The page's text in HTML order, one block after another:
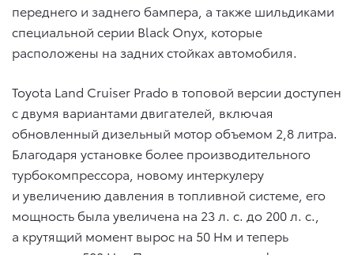
переднего и заднего бампера, а также шильдиками
специальной серии Black Onyx, которые
расположены на задних стойках автомобиля.
Toyota Land Cruiser Prado в топовой версии доступен
с двумя вариантами двигателей, включая
обновленный дизельный мотор объемом 2,8 литра.
Благодаря установке более производительного
турбокомпрессора, новому интеркулеру
и увеличению давления в топливной системе, его
мощность была увеличена на 23 л. с. до 200 л. с.,
а крутящий момент вырос на 50 Нм и теперь